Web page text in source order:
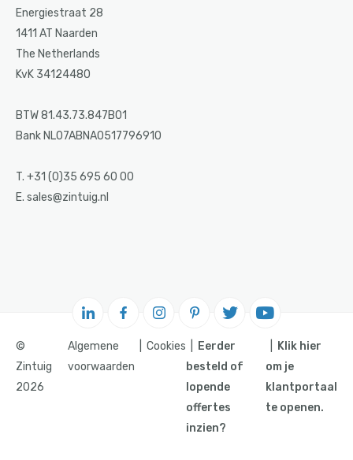
Energiestraat 28
1411 AT Naarden
The Netherlands
KvK 34124480
BTW 81.43.73.847B01
Bank NL07ABNA0517796910
T. +31 (0)35 695 60 00
E. sales@zintuig.nl
©
Zintuig
2026
Algemene
voorwaarden
Cookies
Eerder
besteld of
lopende
offertes
inzien?
Klik hier
om je
klantportaal
te openen.